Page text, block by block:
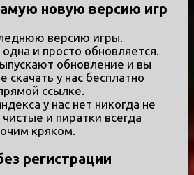
новую версию игр
версию игры.
одна и просто обновляется.
обновление и вы
скачать у нас бесплатно
ссылке.
у нас нет никогда не
и пиратки всегда
кряком.
регистрации